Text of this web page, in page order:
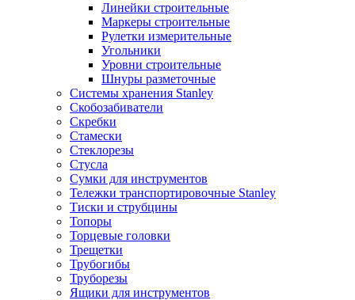
Линейки строительные
Маркеры строительные
Рулетки измерительные
Угольники
Уровни строительные
Шнуры разметочные
Системы хранения Stanley
Скобозабиватели
Скребки
Стамески
Стеклорезы
Стусла
Сумки для инструментов
Тележки транспортировочные Stanley
Тиски и струбцины
Топоры
Торцевые головки
Трещетки
Трубогибы
Труборезы
Ящики для инструментов